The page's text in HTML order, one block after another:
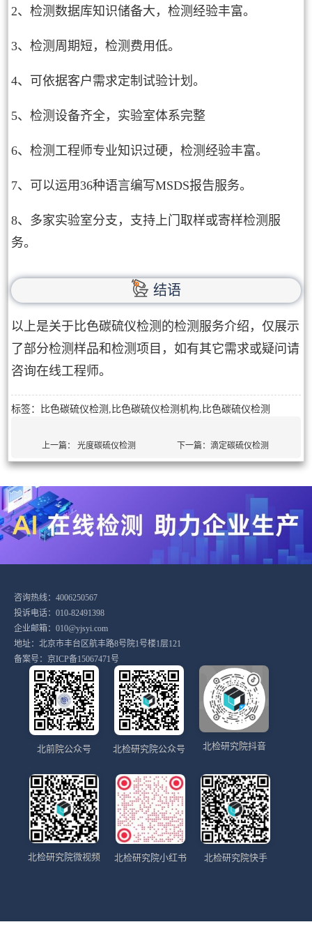
2、检测数据库知识储备大，检测经验丰富。
3、检测周期短，检测费用低。
4、可依据客户需求定制试验计划。
5、检测设备齐全，实验室体系完整
6、检测工程师专业知识过硬，检测经验丰富。
7、可以运用36种语言编写MSDS报告服务。
8、多家实验室分支，支持上门取样或寄样检测服
务。
结语
以上是关于比色碳硫仪检测的检测服务介绍，仅展示
了部分检测样品和检测项目，如有其它需求或疑问请
咨询在线工程师。
标签：比色碳硫仪检测,比色碳硫仪检测机构,比色碳硫仪检测
上一篇：光度碳硫仪检测 下一篇：滴定碳硫仪检测
咨询热线：4006250567
投诉电话：010-82491398
企业邮箱：010@yjsyi.com
地址：北京市丰台区航丰路8号院1号楼1层121
备案号： 京ICP备15067471号
北前院公众号 北检研究院公众号 北检研究院抖音
北检研究院微视频 北检研究院小红书 北检研究院快手